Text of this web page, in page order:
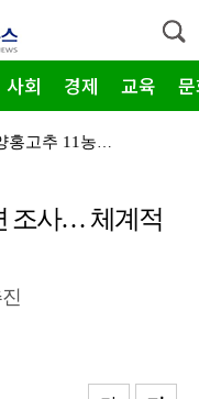
사회 경제 교육
순천농협 주암지점, 교촌치킨 연계 청양홍고추 11농가 …
·적극행정 …
착공…SK하…
(재)전라남도청소년미래재단, 아동·청소년 범죄예방 캠페…
조사… 체계적